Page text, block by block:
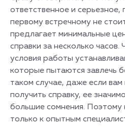
ответственное и
первому встречному не
предлагает минимальные
справки за несколько часов.
условия работы
которые пытаются завлечь
таком случае, даже если вам
получить справку, ее
большие сомнения.
только к опытным